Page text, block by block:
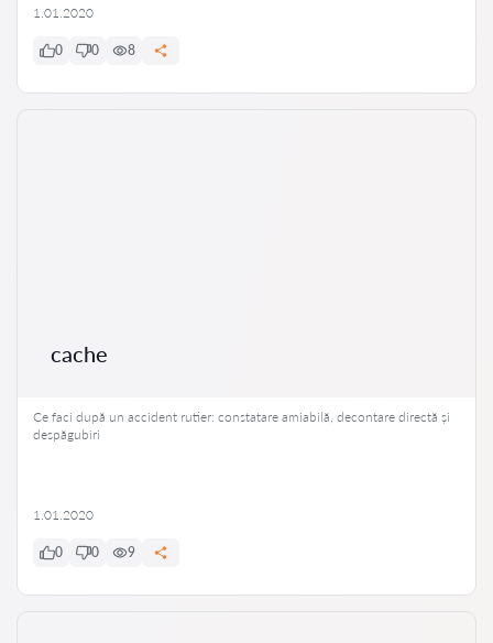
1.01.2020
0 0 8
cache
Ce faci după un accident rutier: constatare amiabilă, decontare directă și
despăgubiri
1.01.2020
0 0 9